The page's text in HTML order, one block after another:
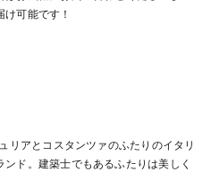
可能です！
リアとコスタンツァのふたりのイタリ
ド。建築士でもあるふたりは美しく